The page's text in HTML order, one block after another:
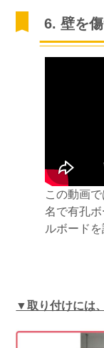
6. 壁を
この動画
名で有孔
ルボードを
▼取り付けには